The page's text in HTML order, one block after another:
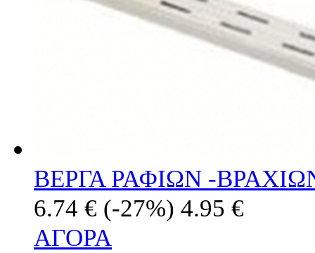
ΒΕΡΓΑ ΡΑΦΙΩΝ -
6.74 € (-27%) 4.95 €
ΑΓΟΡΑ